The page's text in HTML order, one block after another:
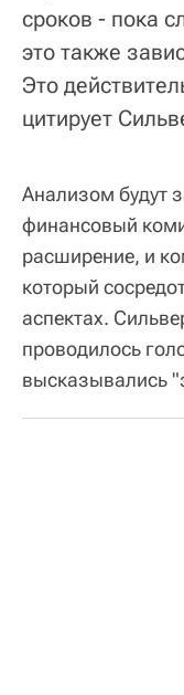
сроков - пока
это также
Это
цитирует
Анализом будут
финансовый
расширение, и
который
аспектах.
проводилось
высказывались